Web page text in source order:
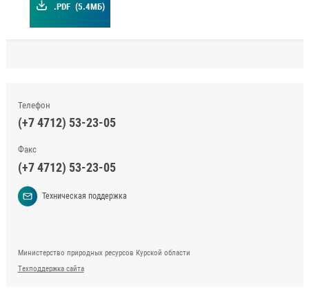
.PDF (5.4МБ)
Телефон
(+7 4712) 53-23-05
Факс
(+7 4712) 53-23-05
Техническая поддержка
Министерство природных ресурсов Курской области
Техподдержка сайта